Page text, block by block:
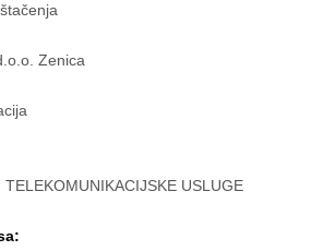
Zenica
TELEKOMUNIKACIJSKE USLUGE